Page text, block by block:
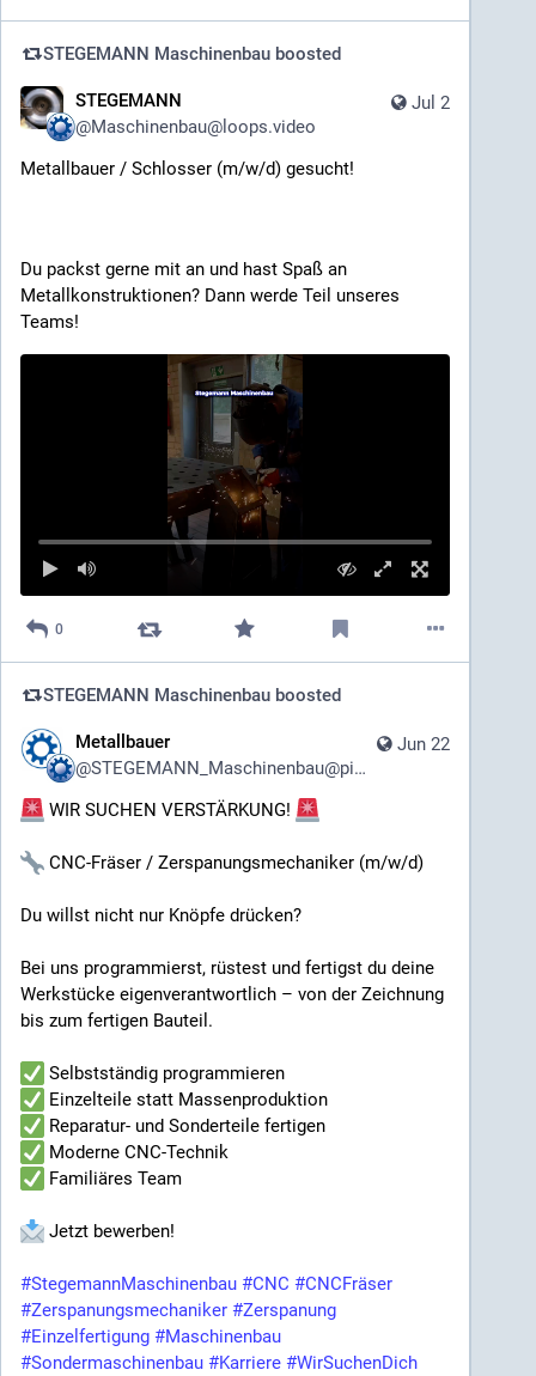
STEGEMANN Maschinenbau boosted
Jul 2
STEGEMANN
@Maschinenbau@loops.video
Metallbauer / Schlosser (m/w/d) gesucht!
Du packst gerne mit an und hast Spaß an
Metallkonstruktionen? Dann werde Teil unseres
Teams!
0
STEGEMANN Maschinenbau boosted
Jun 22
Metallbauer
@STEGEMANN_Maschinenbau@pixhub.social
WIR SUCHEN VERSTÄRKUNG!
CNC-Fräser / Zerspanungsmechaniker (m/w/d)
Du willst nicht nur Knöpfe drücken?
Bei uns programmierst, rüstest und fertigst du deine
Werkstücke eigenverantwortlich – von der Zeichnung
bis zum fertigen Bauteil.
Selbstständig programmieren
Einzelteile statt Massenproduktion
Reparatur- und Sonderteile fertigen
Moderne CNC-Technik
Familiäres Team
Jetzt bewerben!
#StegemannMaschinenbau #CNC #CNCFräser
#Zerspanungsmechaniker #Zerspanung
#Einzelfertigung #Maschinenbau
#Sondermaschinenbau #Karriere #WirSuchenDich